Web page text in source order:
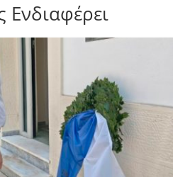
Ενδιαφέρει